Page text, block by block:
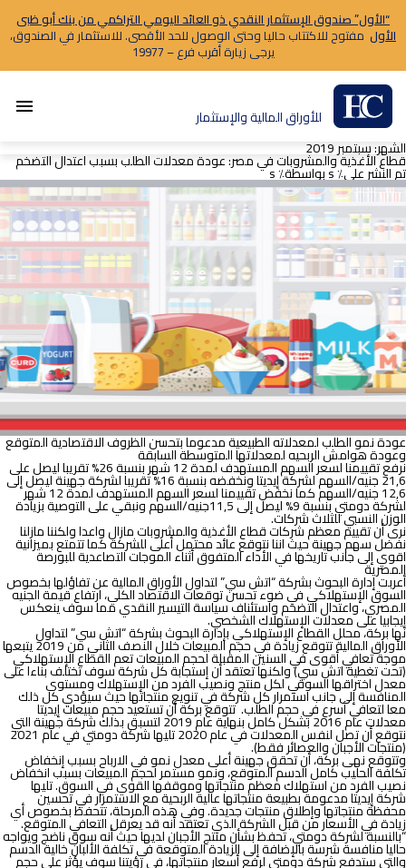
“الأول” صندوق الإستثمار النقدي ذو العائد اليومي التراكمي من بنك أبو ظبى
الأول مفتوح للاكتتاب حاليا وحتى الوصول للحد الأقصى. للاستثمار في الصندوق،
يرجى زيارة أقرب فرع – 19977
للأوراق المالية والإستثمار menu
الشهر:سبتمبر 2019
قطاع الأغذية والمشروبات في مصر: عودة معدلات الطلب بسبب اعتدال التضخم
تم النشر على٪ s بواسطة٪ s
عودة نمو الطلب لمعدلاته الطبيعية مدعوما بتحسن الظروف الاقتصادية المتوقع
وعودة هوامش الربحيه لمعدلاتها المتوسطة السابقة
نرفع تقييمنا لسعر السهم المستهدف لمدة 12 شهر بنسبة 26% تقريبا ليصل على
21,6 جنيه/السهم لشركة إيديتا ونخفضه بنسبة 16% تقريبا لشركة جهينة ليصل إلى
12,6 جنيه/السهم كما نخفض تقييمنا لسعر السهم المستهدف لمدة 12 شهر
لشركة دومتي بنسبة 9% ليصل إلى 11,5جنيه/السهم ونبقي على التوصية بزيادة
الوزن النسبي للثلاث شركات.
نرى أن تقييم معظم شركات قطاع الأغذية والمشروبات مازال واعدا ولكننا مازلنا
نفضل سهم جهينة حيث اننا نتوقع عائد محتمل أعلى للشركة كما تتمتع بميزانية
اقوي إلى جانب تاريخها في الأداء المتفوق أثناء الموجات التصاعدية للبورصة
المصرية
أعربت إدارة البحوث بشركة “اتش سي” لتداول الأوراق المالية عن تفاؤلها بخصوص
السوق الإستهلاكي في ضوء تحسن توقعات الاقتصاد الكلي، ارتفاع قيمة الجنيه
المصري، واعتدال التضخم واستئناف سياسة التيسير النقدي مما سوف ينعكس
إيجابيا على معدلات الإستهلاك الشخصي.
نها بركة، محلل القطاع الإستهلاكي بإدارة البحوث بشركة “اتش سي” لتداول
الأوراق المالية تتوقع زيادة في حجم المبيعات خلال النصف الثاني من 2019 يتبعها
موجة تعافي أقوى في السنين المقبلة لحجم المبيعات تعم القطاع الإستهلاكي
(تحت تغطية اتش سي) ولكنها تعتقد أن إستجابة كل شركة سوف تختلف بناءا على
معدل اختراقها السوقي لكل منتج ونصيب الفرد من الإستهلاك ومستوى
المنافسة إلى جانب استمرار كل شركة في تنويع منتجاتها حيث سيؤدي كل ذلك
معا لتعافي أسرع في حجم الطلب. تتوقع بركة أن تستعيد حجم مبيعات إيديتا
معدلات عام 2016 بشكل كامل بنهاية عام 2019 لتسبق بذلك شركة جهينة التي
نتوقع أن تصل لنفس المعدلات في عام 2020 تليها شركة دومتي في عام 2021
(منتجات الأجبان والعصائر فقط).
وتتوقع نهى بركة، أن تحقق جهينة أعلى معدل نمو في الارباح بسبب إنخفاض
تكلفة الحليب كامل الدسم المتوقع، ونمو مستمر لحجم المبيعات بسبب انخفاض
نصيب الفرد من استهلاك معظم منتجاتها وموقفها القوي في السوق. تليها
شركة إيديتا مدعومة بطبيعة منتجاتها عالية الربحية مع الاستمرار في تحسين
محفظة منتجاتها وإطلاق منتجات جديدة. وفي هذه المرحلة، تتحفظ بخصوص أي
زيادة في الأسعار من قبل الشركة الذي تعتقد أنه قد يعرقل التعافي المتوقع.
“بالنسبة لشركة دومتي، تحفظ بشأن منتج الأجبان لديها حيث أنه سوق ناضج ويواجه
حاليا منافسة شرسة بالإضافة إلى الزيادة المتوقعة في تكلفة الألبان خالية الدسم
والتي ستدفع شركة دومتي لرفع أسعار منتجاتها، في رؤيتنا سوف يؤثر على حجم